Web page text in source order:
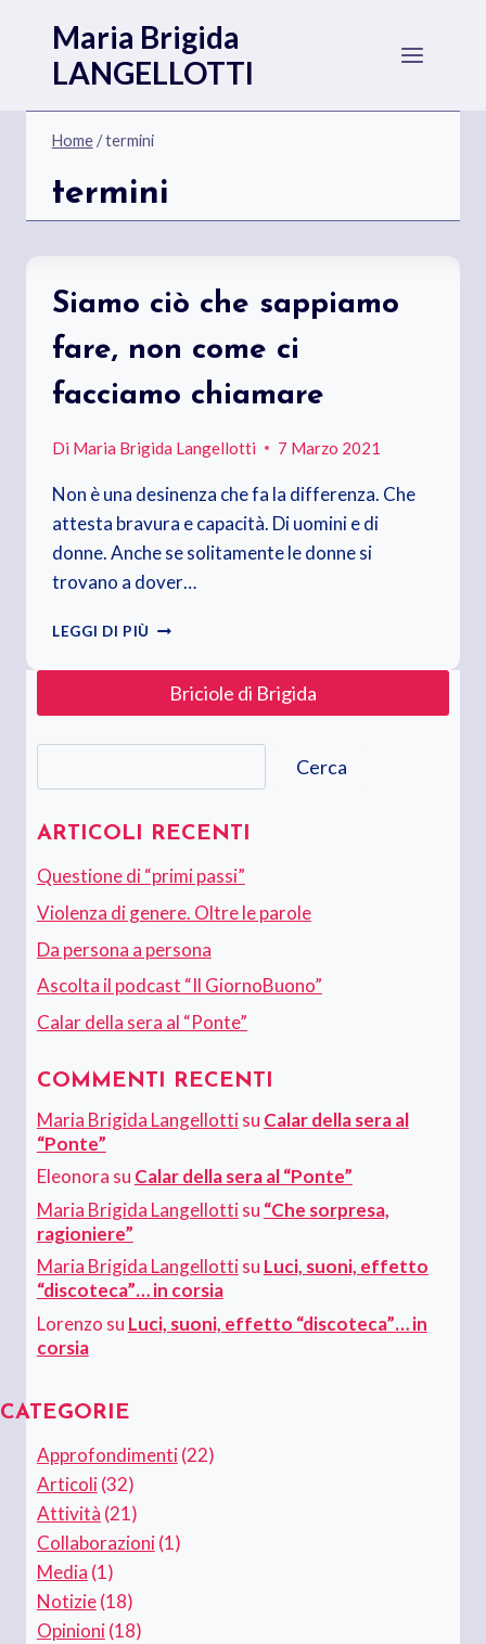
contenuto
Maria Brigida
LANGELLOTTI
Home/termini
termini
Siamo ciò che sappiamo
fare, non come ci
facciamo chiamare
Di Maria Brigida Langellotti 7 Marzo 2021
Non è una desinenza che fa la differenza. Che
attesta bravura e capacità. Di uomini e di
donne. Anche se solitamente le donne si
trovano a dover…
LEGGI DI PIÙ SIAMO
CHE
SAPPIAMO
FARE,
CHIAMARE
Briciole di Brigida
Cerca
ARTICOLI RECENTI
Questione di “primi passi”
Violenza di genere. Oltre le parole
Da persona a persona
Ascolta il podcast “Il GiornoBuono”
Calar della sera al “Ponte”
COMMENTI RECENTI
Maria Brigida Langellottisu Calar della sera al
“Ponte”
Eleonora su Calar della sera al “Ponte”
Maria Brigida Langellottisu “Che sorpresa,
ragioniere”
Maria Brigida Langellottisu Luci, suoni, effetto
“discoteca”… in corsia
Lorenzo su Luci, suoni, effetto “discoteca”… in
corsia
CATEGORIE
Approfondimenti(22)
Articoli(32)
Attività (21)
Collaborazioni(1)
Media (1)
Notizie(18)
Opinioni(18)